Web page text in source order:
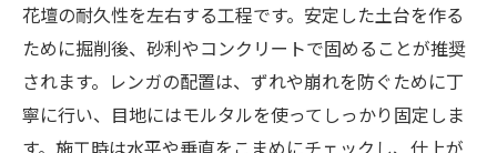
花壇の耐久性を左右する工程です。安定した土台を作る
ために掘削後、砂利やコンクリートで固めることが推奨
されます。レンガの配置は、ずれや崩れを防ぐために丁
寧に行い、目地にはモルタルを使ってしっかり固定しま
す。施工時は水平や垂直をこまめにチェックし、仕上が